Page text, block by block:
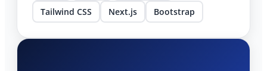
Tailwind CSS
Next.js Bootstrap